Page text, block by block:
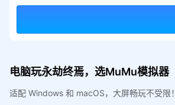
电脑玩永劫终焉，选MuMu模拟器
适配 Windows 和 macOS，大屏畅玩不受限！